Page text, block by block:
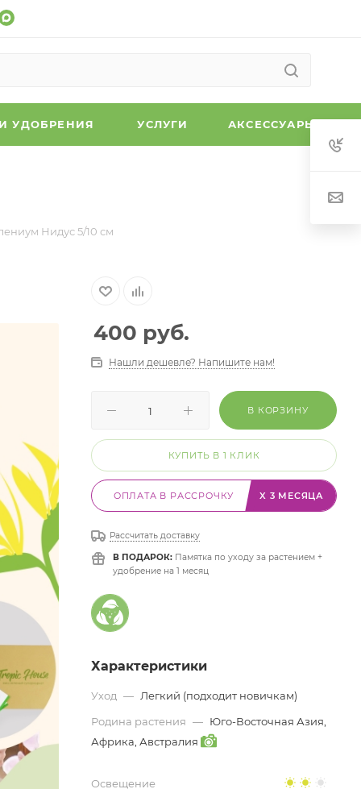
УДОБРЕНИЯ УСЛУГИ АКСЕССУАРЫ
Нидус 5/10 см
400 руб.
Нашли дешевле? Напишите нам!
В КОРЗИНУ
КУПИТЬ В 1 КЛИК
ОПЛАТА В РАССРОЧКУ X 3 МЕСЯЦА
Рассчитать доставку
В ПОДАРОК: Памятка по уходу за растением +
удобрение на 1 месяц
Характеристики
Уход — Легкий (подходит новичкам)
Родина растения — Юго-Восточная Азия,
Африка, Австралия
Освещение